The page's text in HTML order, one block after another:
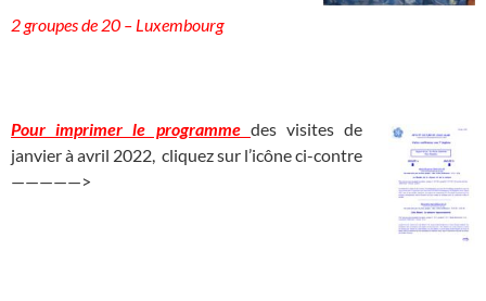
2 groupes de 20 – Luxembourg
Pour imprimer le programme des visites de
janvier à avril 2022, cliquez sur l’icône ci-contre
—————>